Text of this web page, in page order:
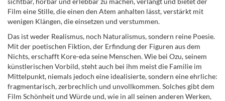
Film eine Stille, die einen den Atem anhalten lässt, verstärkt mit
wenigen Klängen, die einsetzen und verstummen.
Das ist weder Realismus, noch Naturalismus, sondern reine Poesie.
Mit der poetischen Fiktion, der Erfindung der Figuren aus dem
Nichts, erschafft Kore-eda seine Menschen.Wie bei Ozu, seinem
künstlerischen Vorbild, steht auch bei ihm meist die Familie im
Mittelpunkt, niemals jedoch eine idealisierte, sondern eine ehrliche:
fragmentarisch, zerbrechlich und unvollkommen. Solches gibt dem
Film Schönheit und Würde und, wie in all seinen anderen Werken,